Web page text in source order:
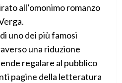
all’omonimo romanzo
uno dei più famosi
una riduzione
regalare al pubblico
pagine della letteratura